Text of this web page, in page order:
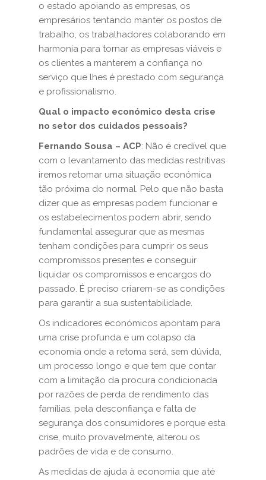
o estado apoiando as empresas, os
empresários tentando manter os postos de
trabalho, os trabalhadores colaborando em
harmonia para tornar as empresas viáveis e
os clientes a manterem a confiança no
serviço que lhes é prestado com segurança
e profissionalismo.
Qual o impacto económico desta crise
no setor dos cuidados pessoais?
Fernando Sousa – ACP: Não é credível que
com o levantamento das medidas restritivas
iremos retomar uma situação económica
tão próxima do normal. Pelo que não basta
dizer que as empresas podem funcionar e
os estabelecimentos podem abrir, sendo
fundamental assegurar que as mesmas
tenham condições para cumprir os seus
compromissos presentes e conseguir
liquidar os compromissos e encargos do
passado. É preciso criarem-se as condições
para garantir a sua sustentabilidade.
Os indicadores económicos apontam para
uma crise profunda e um colapso da
economia onde a retoma será, sem dúvida,
um processo longo e que tem que contar
com a limitação da procura condicionada
por razões de perda de rendimento das
famílias, pela desconfiança e falta de
segurança dos consumidores e porque esta
crise, muito provavelmente, alterou os
padrões de vida e de consumo.
As medidas de ajuda à economia que até